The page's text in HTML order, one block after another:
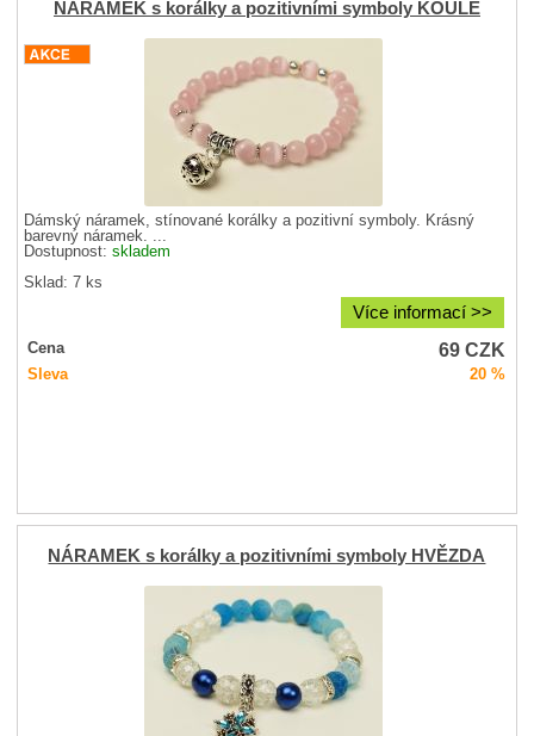
NÁRAMEK s korálky a pozitivními symboly KOULE
Dámský náramek, stínované korálky a pozitivní symboly. Krásný
barevný náramek. ...
Dostupnost:skladem
Sklad: 7 ks
Více informací >>
Cena 69CZK
Sleva 20 %
NÁRAMEK s korálky a pozitivními symboly HVĚZDA